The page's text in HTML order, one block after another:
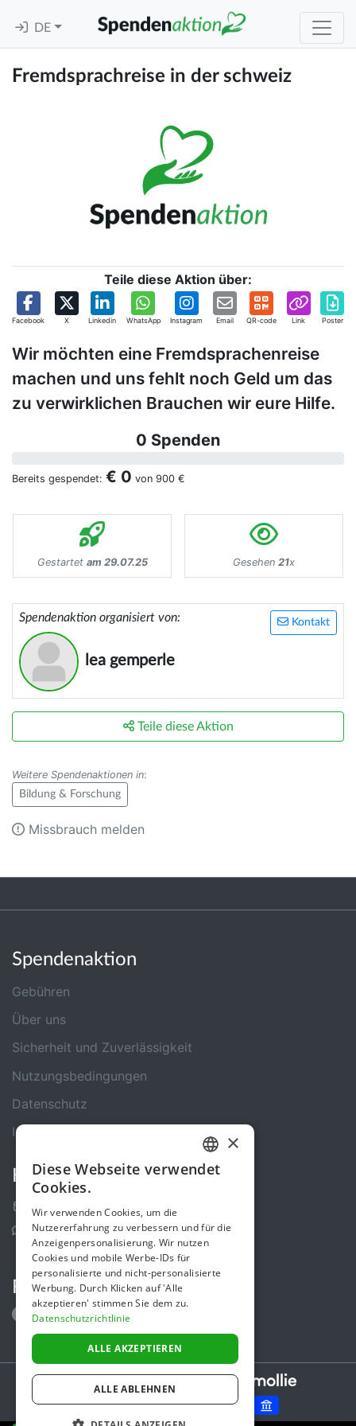
DE
Fremdsprachreise in der schweiz
Teile diese Aktion über:
Facebook X Linkedin WhatsApp Instagram Email QR-code Link Poster
Wir möchten eine Fremdsprachenreise
machen und uns fehlt noch Geld um das
zu verwirklichen Brauchen wir eure Hilfe.
0 Spenden
Bereits gespendet: € 0 von 900 €
Gestartet am 29.07.25 Gesehen 21x
Kontakt
Spendenaktion organisiert von:
lea gemperle
Teile diese Aktion
Weitere Spendenaktionen in:
Bildung & Forschung
Missbrauch melden
Spendenaktion
Gebühren
Über uns
Sicherheit und Zuverlässigkeit
Nutzungsbedingungen
Datenschutz
Impressum
Kontakt
Kontakt-Formular
Support Center
Folge uns
Secure payments powered by
GERMAN
×
Diese Webseite verwendet
Cookies.
Wir verwenden Cookies, um die
Nutzererfahrung zu verbessern und für die
Anzeigenpersonalisierung. Wir nutzen
Cookies und mobile Werbe-IDs für
personalisierte und nicht-personalisierte
Werbung. Durch Klicken auf 'Alle
akzeptieren' stimmen Sie dem zu.
Datenschutzrichtlinie
ALLE AKZEPTIEREN
ALLE ABLEHNEN